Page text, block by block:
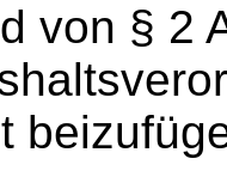
von § 2